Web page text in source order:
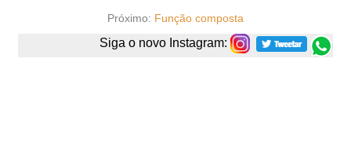
Próximo: Função composta
Siga o novo Instagram: